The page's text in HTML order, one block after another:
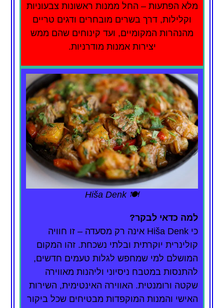
מלא הפתעות – החל ממנות ראשונות צבעוניות
וקלילות, דרך בשרים מובחרים ודגים טריים
מהנהרות המקומיים, ועד קינוחים שהם ממש
יצירות אמנות מודרניות.
🍽️ Hiša Denk
למה כדאי לבקר?
כי Hiša Denk אינה רק מסעדה – זו חוויה
קולינרית יוקרתית ובלתי נשכחת. זהו המקום
המושלם למי שמחפש לגלות טעמים חדשים,
להתנסות במטבח ניסיוני וליהנות מאווירה
שקטה ורומנטית. האווירה האינטימית, השירות
האישי והמנות המוקפדות מבטיחים שכל ביקור